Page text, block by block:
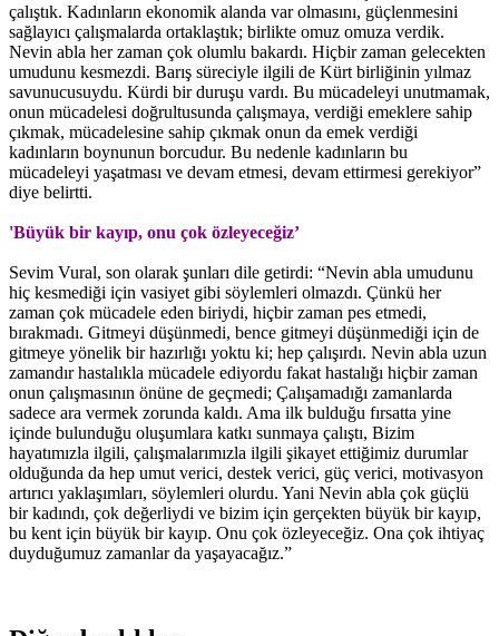
çalıştık. Kadınların ekonomik alanda var olmasını, güçlenmesini
sağlayıcı çalışmalarda ortaklaştık; birlikte omuz omuza verdik.
Nevin abla her zaman çok olumlu bakardı. Hiçbir zaman gelecekten
umudunu kesmezdi. Barış süreciyle ilgili de Kürt birliğinin yılmaz
savunucusuydu. Kürdi bir duruşu vardı. Bu mücadeleyi unutmamak,
onun mücadelesi doğrultusunda çalışmaya, verdiği emeklere sahip
çıkmak, mücadelesine sahip çıkmak onun da emek verdiği
kadınların boynunun borcudur. Bu nedenle kadınların bu
mücadeleyi yaşatması ve devam etmesi, devam ettirmesi gerekiyor”
diye belirtti.
'Büyük bir kayıp, onu çok özleyeceğiz’
Sevim Vural, son olarak şunları dile getirdi: “Nevin abla umudunu
hiç kesmediği için vasiyet gibi söylemleri olmazdı. Çünkü her
zaman çok mücadele eden biriydi, hiçbir zaman pes etmedi,
bırakmadı. Gitmeyi düşünmedi, bence gitmeyi düşünmediği için de
gitmeye yönelik bir hazırlığı yoktu ki; hep çalışırdı. Nevin abla uzun
zamandır hastalıkla mücadele ediyordu fakat hastalığı hiçbir zaman
onun çalışmasının önüne de geçmedi; Çalışamadığı zamanlarda
sadece ara vermek zorunda kaldı. Ama ilk bulduğu fırsatta yine
içinde bulunduğu oluşumlara katkı sunmaya çalıştı, Bizim
hayatımızla ilgili, çalışmalarımızla ilgili şikayet ettiğimiz durumlar
olduğunda da hep umut verici, destek verici, güç verici, motivasyon
artırıcı yaklaşımları, söylemleri olurdu. Yani Nevin abla çok güçlü
bir kadındı, çok değerliydi ve bizim için gerçekten büyük bir kayıp,
bu kent için büyük bir kayıp. Onu çok özleyeceğiz. Ona çok ihtiyaç
duyduğumuz zamanlar da yaşayacağız.”